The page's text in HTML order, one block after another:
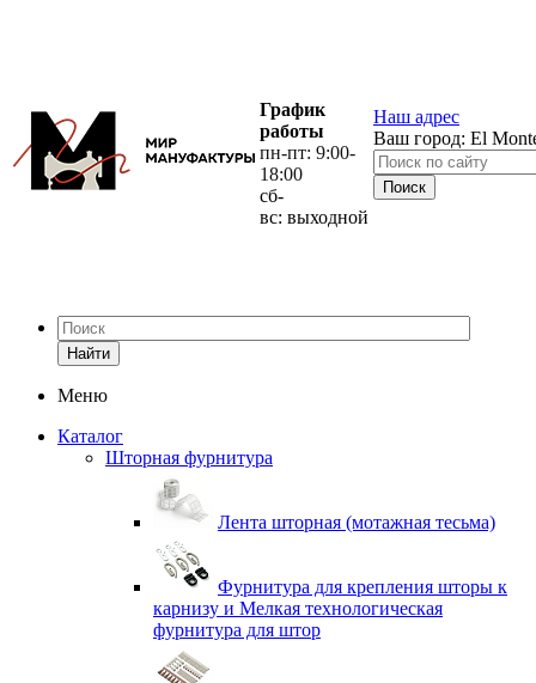
График
работы
пн-пт: 9:00-
18:00
сб-
вс: выходной
Наш адрес
Ваш город: El
Найти
Меню
Каталог
Шторная фурнитура
Лента шторная (мотажная тесьма)
Фурнитура для крепления шторы к
карнизу и Мелкая технологическая
фурнитура для штор